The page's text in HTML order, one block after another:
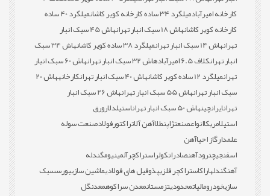
کارخانه امیرآبادمیلگرد 34 ساده کارخانه کویر کاشان
میلگرد 40 ساده
کارخانه کویر کاشانهاش 18 سبک انبار تهران
هاش 45 سبک انبار
تهرانهاش 14 سبک انبار تهران میلگرد 38 ساده کویر کاشان
هاش 34 سبک
انبار تهرانکلاف 6.5 امیرآباد هاش 32 سبک انبار تهران
هاش 60 سبک انبار
تهرانمیلگرد 12 ساده کویر کاشان هاش 40 سبک انبار تهران کارخانه
هاش 20
سبک انبار تهرانهاش 55 سبک انبار تهران
هاش 26 سبک انبار
تهرانایرانچینهاش 50 سبک انبار تهران استیلدلارورق
استیلامریکاانواعصنعتژاپنطلاآهن آلاتراکتورفولادصنعت سوله
علمدارگاز احیاآهن
اسفنجیچترودآهنصادراتکولراستراکچرآلمینیومگندله
آهنگندلهاراکاستراکچر فلزیپذوفیل های فولادیماشین سازیبورسسبک
سازیخودرومالیاتمحدودیتزمستانمعدن سراکوهمعدنگل